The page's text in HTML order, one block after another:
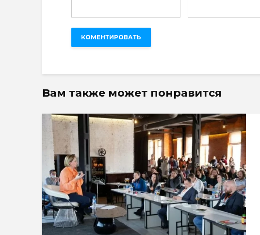
Вам также может понравится